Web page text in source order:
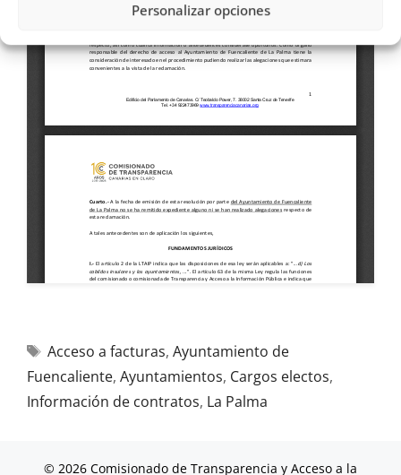
Personalizar opciones
Acceso a facturas, Ayuntamiento de
Fuencaliente, Ayuntamientos, Cargos electos,
Información de contratos, La Palma
© 2026 Comisionado de Transparencia y Acceso a la